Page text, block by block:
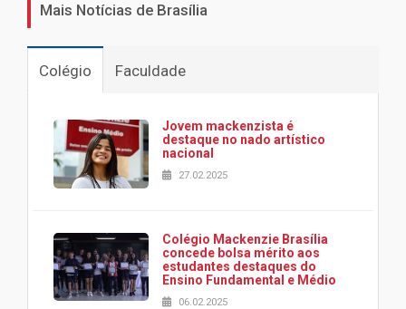
Mais Notícias de Brasília
Colégio Faculdade
Jovem mackenzista é
destaque no nado artístico
nacional
27.02.2025
Colégio Mackenzie Brasília
concede bolsa mérito aos
estudantes destaques do
Ensino Fundamental e Médio
06.02.2025